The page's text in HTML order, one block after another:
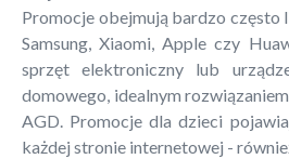
Promocje obejmują bardzo często
Samsung, Xiaomi, Apple czy
sprzęt elektroniczny lub
domowego, idealnym
AGD. Promocje dla dzieci
każdej stronie internetowej -